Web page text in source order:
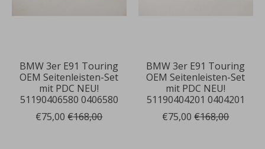
BMW 3er E91 Touring
OEM Seitenleisten-Set
mit PDC NEU!
51190406580 0406580
€75,00 €168,00
BMW 3er E91 Touring
OEM Seitenleisten-Set
mit PDC NEU!
51190404201 0404201
€75,00 €168,00